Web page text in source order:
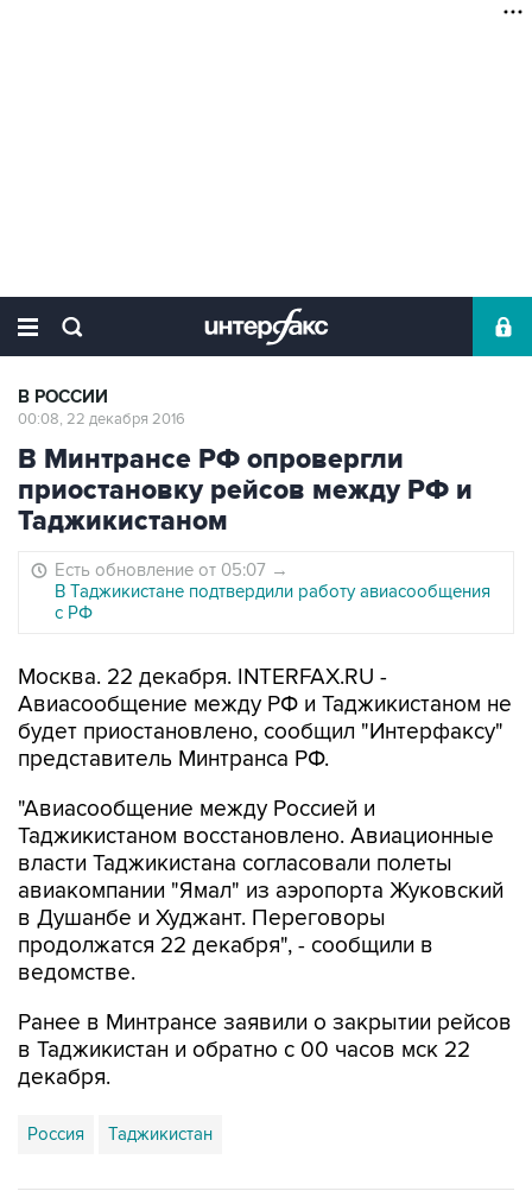
В РОССИИ
00:08, 22 декабря 2016
В Минтрансе РФ опровергли
приостановку рейсов между РФ и
Таджикистаном
Есть обновление от 05:07 →
В Таджикистане подтвердили работу авиасообщения
с РФ
Москва. 22 декабря. INTERFAX.RU -
Авиасообщение между РФ и Таджикистаном не
будет приостановлено, сообщил "Интерфаксу"
представитель Минтранса РФ.
"Авиасообщение между Россией и
Таджикистаном восстановлено. Авиационные
власти Таджикистана согласовали полеты
авиакомпании "Ямал" из аэропорта Жуковский
в Душанбе и Худжант. Переговоры
продолжатся 22 декабря", - сообщили в
ведомстве.
Ранее в Минтрансе заявили о закрытии рейсов
в Таджикистан и обратно с 00 часов мск 22
декабря.
Россия Таджикистан